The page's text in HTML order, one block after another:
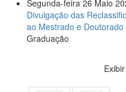
Segunda-feira 26 Maio
Divulgação das
ao Mestrado e Doutorado
Graduação